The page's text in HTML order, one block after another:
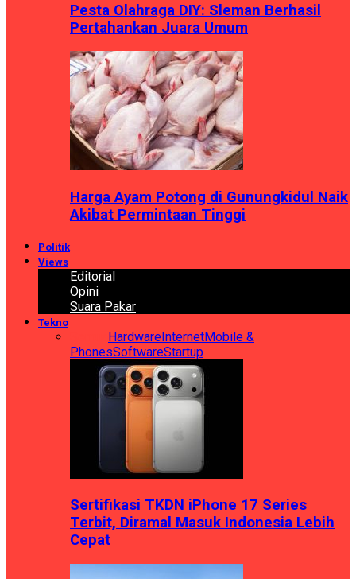
Pesta Olahraga DIY: Sleman Berhasil
Pertahankan Juara Umum
Harga Ayam Potong di Gunungkidul Naik
Akibat Permintaan Tinggi
Politik
Views
Editorial
Opini
Suara Pakar
Tekno
HardwareInternetMobile &
PhonesSoftwareStartup
Sertifikasi TKDN iPhone 17 Series
Terbit, Diramal Masuk Indonesia Lebih
Cepat